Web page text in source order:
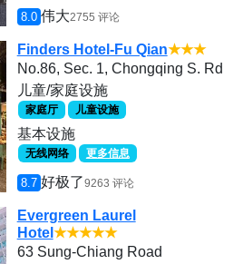
8.0 伟大2755 评论
Finders Hotel-Fu Qian★★★
No.86, Sec. 1, Chongqing S. Rd
儿童/家庭设施
家庭厅 儿童设施
基本设施
无线网络 更多信息
8.7 好极了9263 评论
Evergreen Laurel
Hotel ★★★★★
63 Sung-Chiang Road